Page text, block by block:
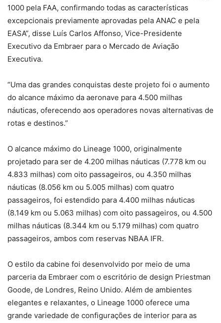
1000 pela FAA, confirmando todas as características
excepcionais previamente aprovadas pela ANAC e pela
EASA”, disse Luís Carlos Affonso, Vice-Presidente
Executivo da Embraer para o Mercado de Aviação
Executiva.
“Uma das grandes conquistas deste projeto foi o aumento
do alcance máximo da aeronave para 4.500 milhas
náuticas, oferecendo aos operadores novas alternativas de
rotas e destinos.”
O alcance máximo do Lineage 1000, originalmente
projetado para ser de 4.200 milhas náuticas (7.778 km ou
4.833 milhas) com oito passageiros, ou 4.350 milhas
náuticas (8.056 km ou 5.005 milhas) com quatro
passageiros, foi estendido para 4.400 milhas náuticas
(8.149 km ou 5.063 milhas) com oito passageiros, ou 4.500
milhas náuticas (8.344 km ou 5.179 milhas) com quatro
passageiros, ambos com reservas NBAA IFR.
O estilo da cabine foi desenvolvido por meio de uma
parceria da Embraer com o escritório de design Priestman
Goode, de Londres, Reino Unido. Além de ambientes
elegantes e relaxantes, o Lineage 1000 oferece uma
grande variedade de configurações de interior para as